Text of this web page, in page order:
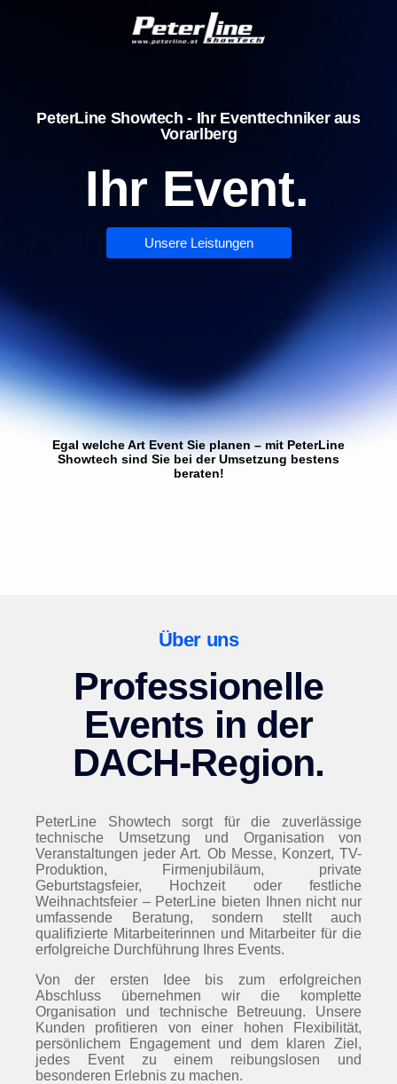
PeterLine Showtech - Ihr Eventtechniker aus
Vorarlberg
Ihr Event.
Unsere Leistungen
Egal welche Art Event Sie planen – mit PeterLine
Showtech sind Sie bei der Umsetzung bestens
beraten!
Über uns
Professionelle
Events in der
DACH-Region.
PeterLine Showtech sorgt für die zuverlässige
technische Umsetzung und Organisation von
Veranstaltungen jeder Art. Ob Messe, Konzert, TV-
Produktion, Firmenjubiläum, private
Geburtstagsfeier, Hochzeit oder festliche
Weihnachtsfeier – PeterLine bieten Ihnen nicht nur
umfassende Beratung, sondern stellt auch
qualifizierte Mitarbeiterinnen und Mitarbeiter für die
erfolgreiche Durchführung Ihres Events.
Von der ersten Idee bis zum erfolgreichen
Abschluss übernehmen wir die komplette
Organisation und technische Betreuung. Unsere
Kunden profitieren von einer hohen Flexibilität,
persönlichem Engagement und dem klaren Ziel,
jedes Event zu einem reibungslosen und
besonderen Erlebnis zu machen.